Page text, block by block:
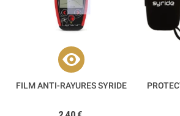
FILM ANTI-RAYURES SYRIDE